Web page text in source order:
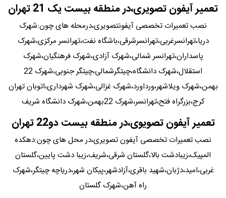
تعمیر آیفون تصویری،در منطقه بیست یک 21 تهران
نصب تعمیرات تخصصی آیفونتصویری،درمحله های چون:شهرک
دریا،تهرانسرغربی،تهرانسرشرقی،باشگاه نفت،تهرانسر مرکزی،شهرک
پاسداران،تهرانسر شمالی،شهرک آزادی،شهرک فرهنگیان،شهرک
استقلال،شهرک دانشگاه،چیتگرشمالی،چیتگر جنوبی،شهرک 22
بهمن،شهرک ویلاشهر،ورداورد،شهرک غزالی،شهرک شهرداری،اتوبان تهران
کرج،بزرگراه فتح،تهرانسر،شهرک 22بهمن،شهرک دانشگاه شریف
تعمیر آیفون تصویوی،در منطقه بیست دو22 تهران
نصب تعمیرات تخصصی آیفون تصویری،در محل های چون:دهکده
المپیک،زیبادشت بالا،گلستان شرقی،شریف،زیبا دشت پایین،گلستان
غربی،امید،دژبان،شهید باقری،آزادشهر،پیکان شهر،دریاچه چیتگر،شهرک
راه آهن،شهرک گلستان